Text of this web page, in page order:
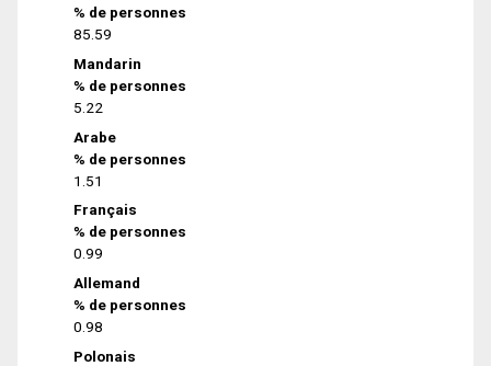
% de personnes
85.59
Mandarin
% de personnes
5.22
Arabe
% de personnes
1.51
Français
% de personnes
0.99
Allemand
% de personnes
0.98
Polonais